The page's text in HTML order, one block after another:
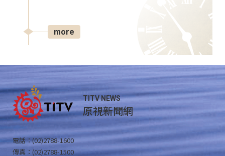
more
TITV NEWS
原視新聞網
電話：(02)2788-1600
傳真：(02)2788-1500